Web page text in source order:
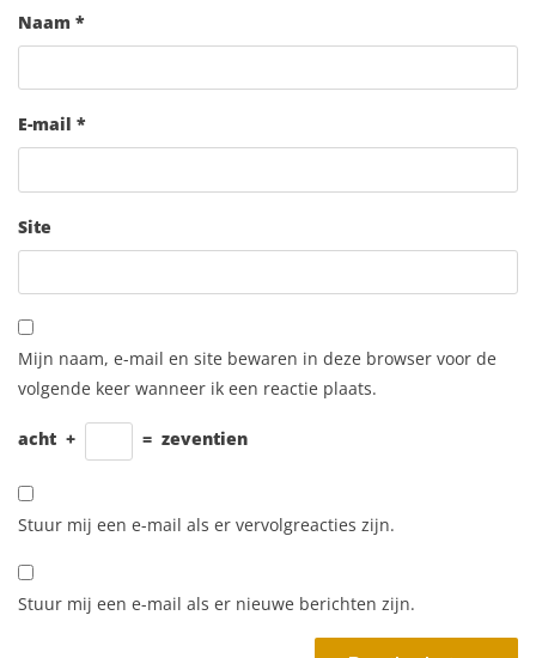
Naam *
E-mail *
Site
Mijn naam, e-mail en site bewaren in deze browser voor de
volgende keer wanneer ik een reactie plaats.
acht + = zeventien
Stuur mij een e-mail als er vervolgreacties zijn.
Stuur mij een e-mail als er nieuwe berichten zijn.